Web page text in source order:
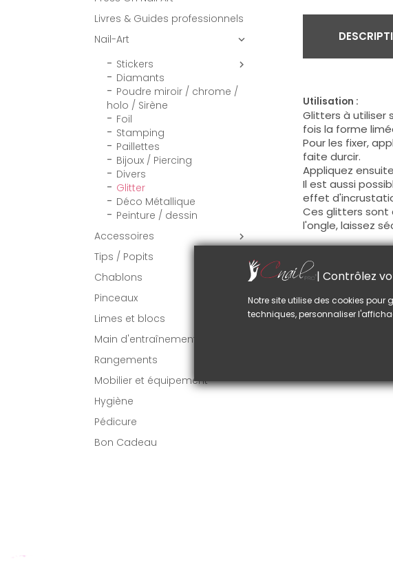
Livres & Guides professionnels
Nail-Art

Stickers 
Diamants
Poudre miroir / chrome /
holo / Sirène
Foil
Stamping
Paillettes
Bijoux / Piercing
Divers
Glitter
Déco Métallique
Peinture / dessin
Accessoires

Tips / Popits
Chablons
Pinceaux
Limes et blocs
Main d'entraînement
Rangements
Mobilier et équipement
Hygiène
Pédicure
Bon Cadeau
Utilisation :
Glitters à utiliser
fois la forme
Pour les fixer,
faite durcir.
Appliquez
Il est aussi
effet
Ces glitters sont
l'ongle, laissez
Si vous
limez la surface
| Contrôlez
Notre site utilise des cookies
techniques, personnaliser